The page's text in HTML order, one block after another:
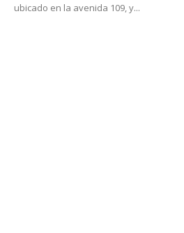
ubicado en la avenida 109, y...